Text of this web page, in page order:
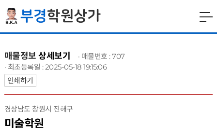
매물정보상세보기
· 매물번호 : 707
· 최초등록일 : 2025-05-18 19:15:06
인쇄하기
경상남도 창원시 진해구
미술학원